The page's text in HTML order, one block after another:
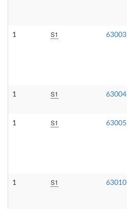
1 S1 63003
1 S1 63004
1 S1 63005
1 S1 63010